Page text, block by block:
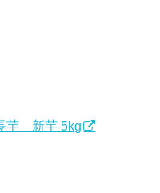
芋 新芋 5kg